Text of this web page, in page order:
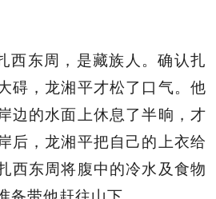
西东周，是藏族人。确认扎
碍，龙湘平才松了口气。他
边的水面上休息了半晌，才
后，龙湘平把自己的上衣给
西东周将腹中的冷水及食物